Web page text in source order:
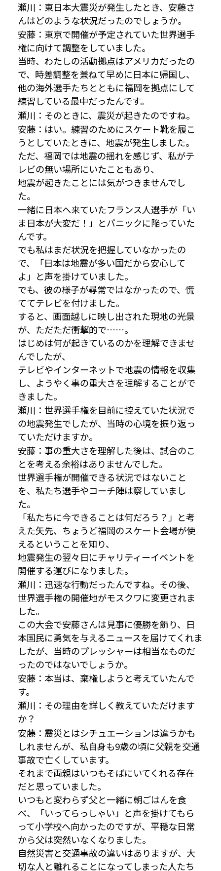
瀬川：東日本大震災が発生したとき、安藤さ
んはどのような状況だったのでしょうか。
安藤：東京で開催が予定されていた世界選手
権に向けて調整をしていました。
当時、わたしの活動拠点はアメリカだったの
で、時差調整を兼ねて早めに日本に帰国し、
他の海外選手たちとともに福岡を拠点にして
練習している最中だったんです。
瀬川：そのときに、震災が起きたのですね。
安藤：はい。練習のためにスケート靴を履こ
うとしていたときに、地震が発生しました。
ただ、福岡では地震の揺れを感じず、私がテ
レビの無い場所にいたこともあり、
地震が起きたことには気がつきませんでし
た。
一緒に日本へ来ていたフランス人選手が「い
ま日本が大変だ！」とパニックに陥っていた
んです。
でも私はまだ状況を把握していなかったの
で、「日本は地震が多い国だから安心して
よ」と声を掛けていました。
でも、彼の様子が尋常ではなかったので、慌
ててテレビを付けました。
すると、画面越しに映し出された現地の光景
が、ただただ衝撃的で……。
はじめは何が起きているのかを理解できませ
んでしたが、
テレビやインターネットで地震の情報を収集
し、ようやく事の重大さを理解することがで
きました。
瀬川：世界選手権を目前に控えていた状況で
の地震発生でしたが、当時の心境を振り返っ
ていただけますか。
安藤：事の重大さを理解した後は、試合のこ
とを考える余裕はありませんでした。
世界選手権が開催できる状況ではないこと
を、私たち選手やコーチ陣は察していまし
た。
「私たちに今できることは何だろう？」と考
えた矢先、ちょうど福岡のスケート会場が使
えるということを知り、
地震発生の翌々日にチャリティーイベントを
開催する運びになりました。
瀬川：迅速な行動だったんですね。その後、
世界選手権の開催地がモスクワに変更されま
した。
この大会で安藤さんは見事に優勝を飾り、日
本国民に勇気を与えるニュースを届けてくれま
したが、当時のプレッシャーは相当なものだ
ったのではないでしょうか。
安藤：本当は、棄権しようと考えていたんで
す。
瀬川：その理由を詳しく教えていただけます
か？
安藤：震災とはシチュエーションは違うかも
しれませんが、私自身も9歳の頃に父親を交通
事故で亡くしています。
それまで両親はいつもそばにいてくれる存在
だと思っていました。
いつもと変わらず父と一緒に朝ごはんを食
べ、「いってらっしゃい」と声を掛けてもら
って小学校へ向かったのですが、平穏な日常
から父は突然いなくなりました。
自然災害と交通事故の違いはありますが、大
切な人と離れることになってしまった人たち